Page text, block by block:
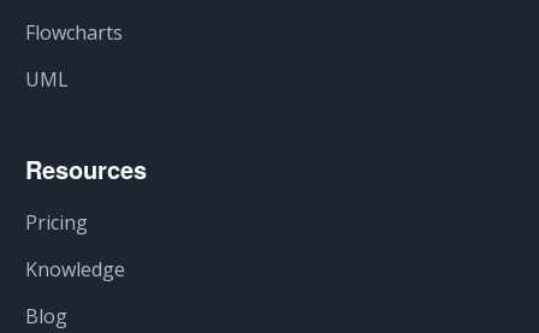
Flowcharts
UML
Resources
Pricing
Knowledge
Blog